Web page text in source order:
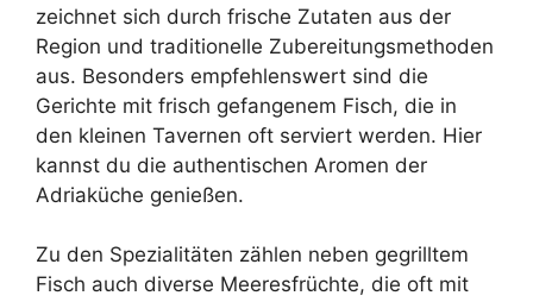
zeichnet sich durch frische Zutaten aus der
Region und traditionelle Zubereitungsmethoden
aus. Besonders empfehlenswert sind die
Gerichte mit frisch gefangenem Fisch, die in
den kleinen Tavernen oft serviert werden. Hier
kannst du die authentischen Aromen der
Adriaküche genießen.
Zu den Spezialitäten zählen neben gegrilltem
Fisch auch diverse Meeresfrüchte, die oft mit